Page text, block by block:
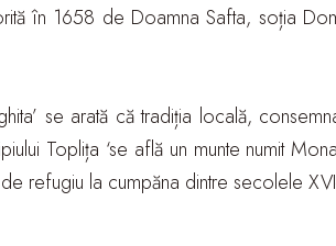
în 1658 de Doamna Safta, soția
se arată că tradiția locală,
Toplița ‘se află un munte numit
refugiu la cumpăna dintre secolele